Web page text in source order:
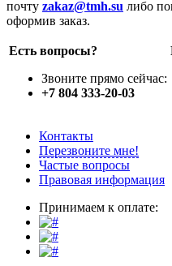
почту zakaz@tmh.su либо
оформив заказ.
Есть вопросы?
Звоните прямо сейчас:
+7 804 333-20-03
Контакты
Перезвоните мне!
Частые вопросы
Правовая информация
Принимаем к оплате: